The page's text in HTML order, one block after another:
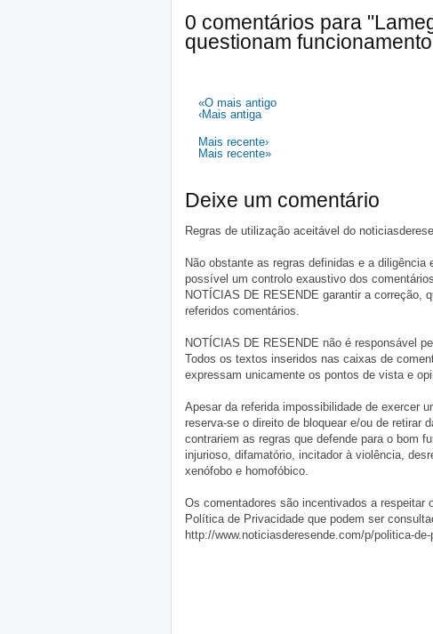
0 comentários para
questionam
«O mais antigo
‹Mais antiga
Mais recente›
Mais recente»
Deixe um comentário
Regras de utilização aceitável do
Não obstante as regras definidas e a
possível um controlo exaustivo dos
NOTÍCIAS DE RESENDE garantir a correção,
referidos comentários.
NOTÍCIAS DE RESENDE não é responsável
Todos os textos inseridos nas caixas de
expressam unicamente os pontos de vista e
Apesar da referida impossibilidade de exercer
reserva-se o direito de bloquear e/ou de retirar
contrariem as regras que defende para o bom
injurioso, difamatório, incitador à violência,
xenófobo e homofóbico.
Os comentadores são incentivados a respeitar
Política de Privacidade que podem ser
http://www.noticiasderesende.com/p/politica-de-